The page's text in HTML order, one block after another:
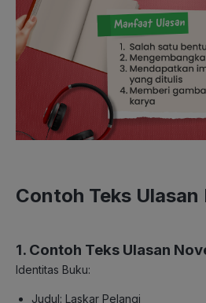
Contoh Teks Ulasan
1. Contoh Teks Ulasan
Identitas Buku:
Judul: Laskar Pelangi